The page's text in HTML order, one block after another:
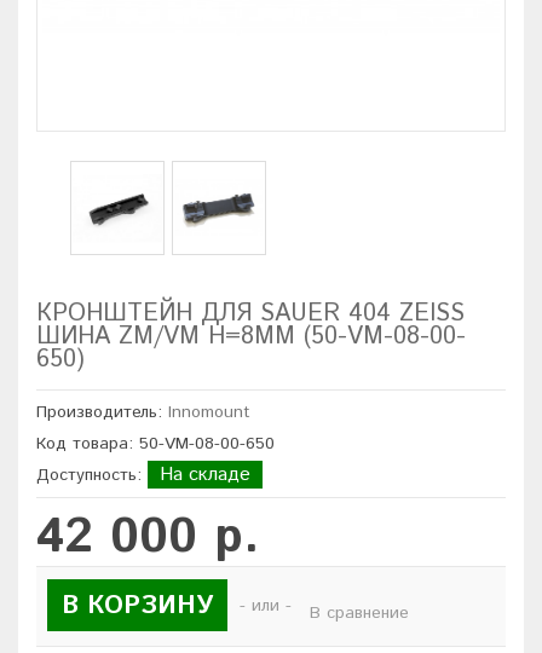
КРОНШТЕЙН ДЛЯ SAUER 404 ZEISS
ШИНА ZM/VM H=8ММ (50-VM-08-00-
650)
Производитель: Innomount
Код товара: 50-VM-08-00-650
Доступность:
На складе
42 000 р.
В КОРЗИНУ - или - В сравнение